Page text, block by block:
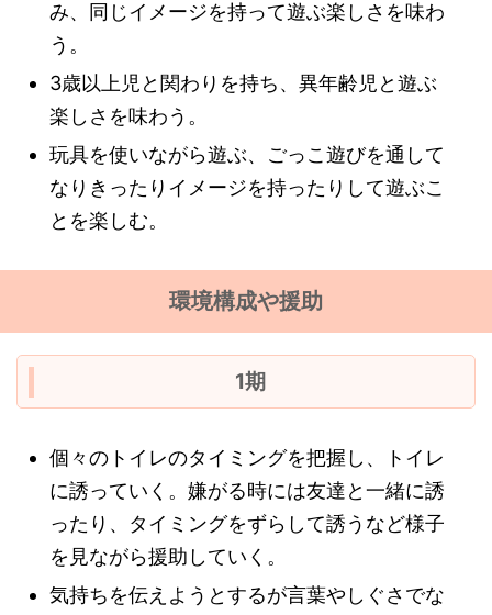
み、同じイメージを持って遊ぶ楽しさを味わ
う。
3歳以上児と関わりを持ち、異年齢児と遊ぶ
楽しさを味わう。
玩具を使いながら遊ぶ、ごっこ遊びを通して
なりきったりイメージを持ったりして遊ぶこ
とを楽しむ。
環境構成や援助
1期
個々のトイレのタイミングを把握し、トイレ
に誘っていく。嫌がる時には友達と一緒に誘
ったり、タイミングをずらして誘うなど様子
を見ながら援助していく。
気持ちを伝えようとするが言葉やしぐさでな